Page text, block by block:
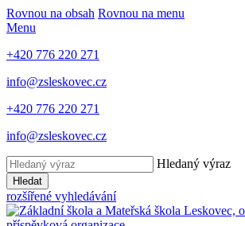
Rovnou na obsah Rovnou na menu
Menu
+420 776 220 271
info@zsleskovec.cz
+420 776 220 271
info@zsleskovec.cz
Hledaný výraz
Hledat
rozšířené vyhledávání